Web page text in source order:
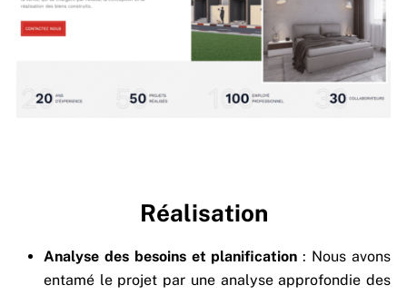
Réalisation
Analyse des besoins et planification : Nous avons
entamé le projet par une analyse approfondie des